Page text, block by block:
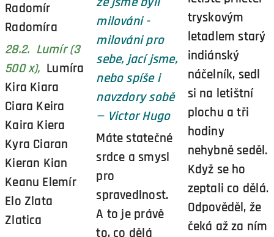
Radomír
Radomíra
28.2. Lumír (3
500 x), Lumíra
Kira Kiara
Ciara Keira
Kaira Kiera
Kyra Ciaran
Kieran Kian
Keanu Elemír
Elo Zlata
Zlatica
milováni -
milováni pro
sebe, jací jsme,
nebo spíše i
navzdory sobě
— Victor Hugo
Máte statečné
srdce a smysl
pro
spravedlnost.
A to je právě
to, co dělá
tryskovým
letadlem starý
indiánský
náčelník, sedl
si na letištní
plochu a tři
hodiny
nehybně seděl.
Když se ho
zeptali co dělá.
Odpověděl, že
čeká až za ním